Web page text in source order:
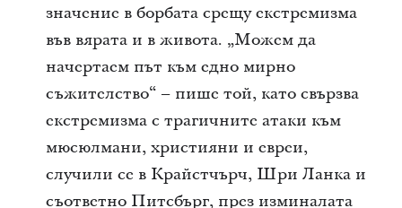
значение в борбата срещу екстремизма
във вярата и в живота. „Можем да
начертаем път към едно мирно
съжителство“ – пише той, като свързва
екстремизма с трагичните атаки към
мюсюлмани, християни и евреи,
случили се в Крайстчърч, Шри Ланка и
съответно Питсбърг, през изминалата